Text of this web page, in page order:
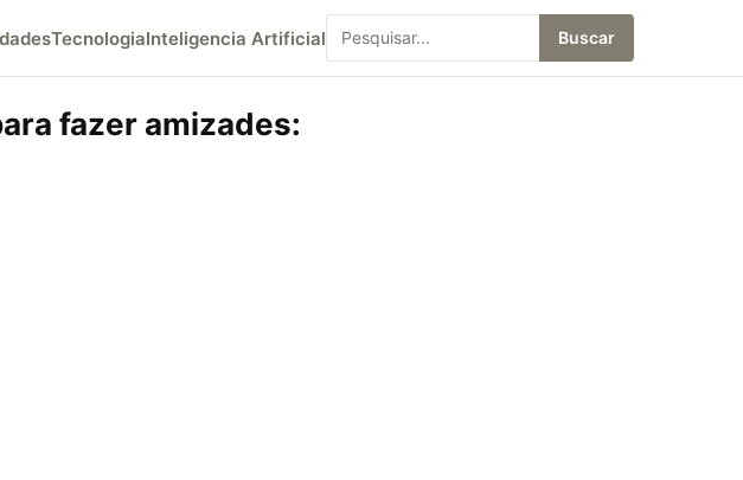
TecnologiaInteligencia Artificial Buscar
fazer amizades: